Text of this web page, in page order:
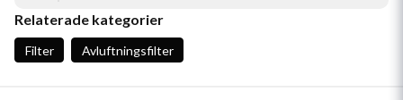
Relaterade kategorier
Filter Avluftningsfilter